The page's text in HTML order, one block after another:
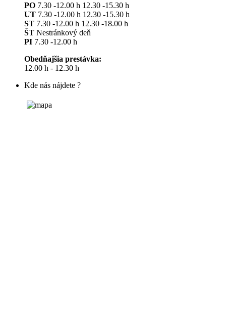
PO 7.30 -12.00 h 12.30 -15.30 h
UT 7.30 -12.00 h 12.30 -15.30 h
ST 7.30 -12.00 h 12.30 -18.00 h
ŠT Nestránkový deň
PI 7.30 -12.00 h
Obedňajšia prestávka:
12.00 h - 12.30 h
Kde nás nájdete ?